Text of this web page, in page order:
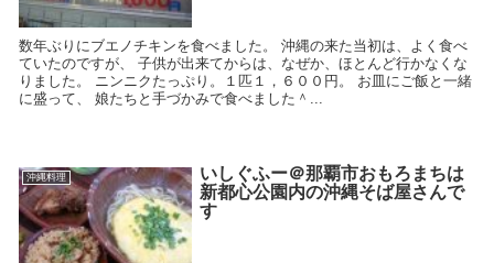
数年ぶりにブエノチキンを食べました。 沖縄の来た当初は、よく食べ
ていたのですが、 子供が出来てからは、なぜか、ほとんど行かなくな
りました。 ニンニクたっぷり。１匹１，６００円。 お皿にご飯と一緒
に盛って、 娘たちと手づかみで食べました＾...
沖縄料理
いしぐふー＠那覇市おもろまちは
新都心公園内の沖縄そば屋さんで
す